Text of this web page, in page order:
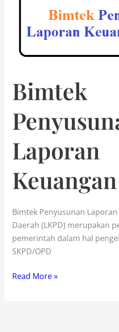
Bimtek
Laporan
Bimtek Penyusunan
Daerah (LKPD) merupakan
pemerintah dalam hal
SKPD/OPD
Bimtek
Read More »